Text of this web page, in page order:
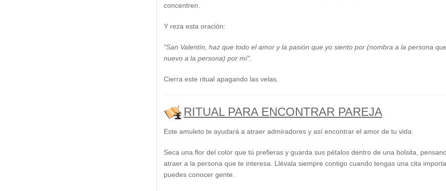
concentren.
Y reza esta oración:
"San Valentín, haz que todo el amor y la pasión que yo siento por (nombra a la persona
nuevo a la persona) por mí".
Cierra este ritual apagando las velas.
RITUAL PARA ENCONTRAR PAREJA
Este amuleto te ayudará a atraer admiradores y así encontrar el amor de tu vida:
Seca una flor del color que tú prefieras y guarda sus pétalos dentro de una bolsita,
atraer a la persona que te interesa. Llévala siempre contigo cuando tengas una cita
puedes conocer gente.